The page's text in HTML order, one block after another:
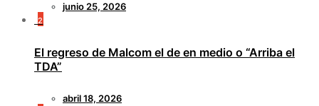
junio 25, 2026
2
El regreso de Malcom el de en medio o “Arriba el
TDA”
abril 18, 2026